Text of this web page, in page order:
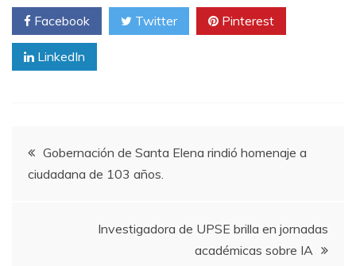
Facebook Twitter Pinterest
LinkedIn
Navegación
de
entradas
Gobernación de Santa Elena rindió homenaje a
ciudadana de 103 años.
Investigadora de UPSE brilla en jornadas
académicas sobre IA